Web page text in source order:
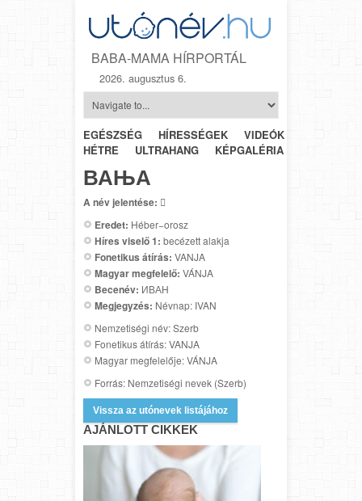
BABA-MAMA HÍRPORTÁL
2026. augusztus 6.
EGÉSZSÉG HÍRESSÉGEK VIDEÓK
HÉTRŐL-
HÉTRE
ULTRAHANG KÉPGALÉRIA
ВАЊА
A név jelentése: 
Eredet: Héber−orosz
Híres viselő 1: becézett alakja
Fonetikus átírás: VANJA
Magyar megfelelő: VÁNJA
Becenév: ИВАН
Megjegyzés: Névnap: IVAN
Nemzetiségi név: Szerb
Fonetikus átírás: VANJA
Magyar megfelelője: VÁNJA
Forrás: Nemzetiségi nevek (Szerb)
Vissza az utónevek listájához
AJÁNLOTT CIKKEK